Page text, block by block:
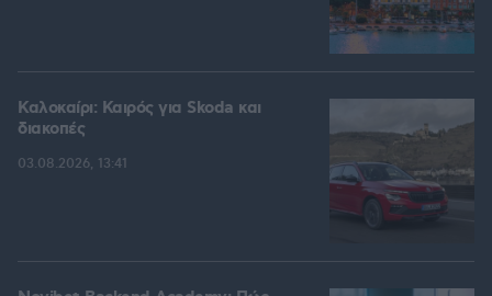
Καλοκαίρι: Καιρός για Skoda και
διακοπές
03.08.2026, 13:41